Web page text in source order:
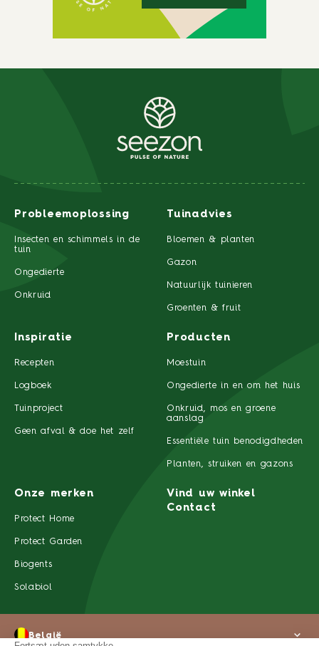
Probleemoplossing
Insecten en schimmels in de
tuin
Ongedierte
Onkruid
Tuinadvies
Bloemen & planten
Gazon
Natuurlijk tuinieren
Groenten & fruit
Inspiratie
Recepten
Logboek
Tuinproject
Geen afval & doe het zelf
Producten
Moestuin
Ongedierte in en om het huis
Onkruid, mos en groene
aanslag
Essentiële tuin benodigdheden
Planten, struiken en gazons
Onze merken
Protect Home
Protect Garden
Biogents
Solabiol
Vind uw winkel
Contact
België